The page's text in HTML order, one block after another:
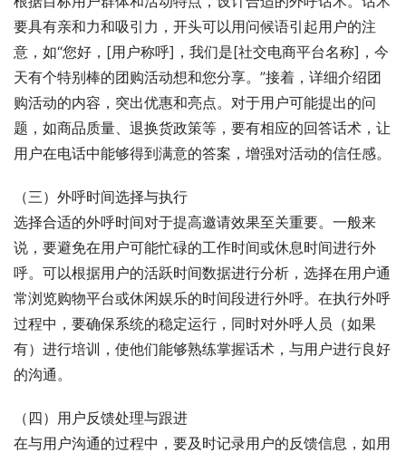
要具有亲和力和吸引力，开头可以用问候语引起用户的注
意，如“您好，[用户称呼]，我们是[社交电商平台名称]，今
天有个特别棒的团购活动想和您分享。”接着，详细介绍团
购活动的内容，突出优惠和亮点。对于用户可能提出的问
题，如商品质量、退换货政策等，要有相应的回答话术，让
用户在电话中能够得到满意的答案，增强对活动的信任感。
（三）外呼时间选择与执行
选择合适的外呼时间对于提高邀请效果至关重要。一般来
说，要避免在用户可能忙碌的工作时间或休息时间进行外
呼。可以根据用户的活跃时间数据进行分析，选择在用户通
常浏览购物平台或休闲娱乐的时间段进行外呼。在执行外呼
过程中，要确保系统的稳定运行，同时对外呼人员（如果
有）进行培训，使他们能够熟练掌握话术，与用户进行良好
的沟通。
（四）用户反馈处理与跟进
在与用户沟通的过程中，要及时记录用户的反馈信息，如用